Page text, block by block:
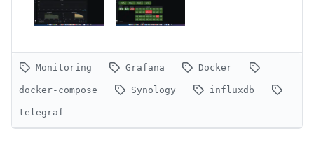
Monitoring Grafana Docker
docker-compose Synology influxdb
telegraf